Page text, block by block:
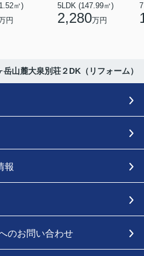
㎡)
円
5LDK (147.99㎡)
2,280万円
山麓大泉別荘２DK（リフォーム）
報
のお問い合わせ